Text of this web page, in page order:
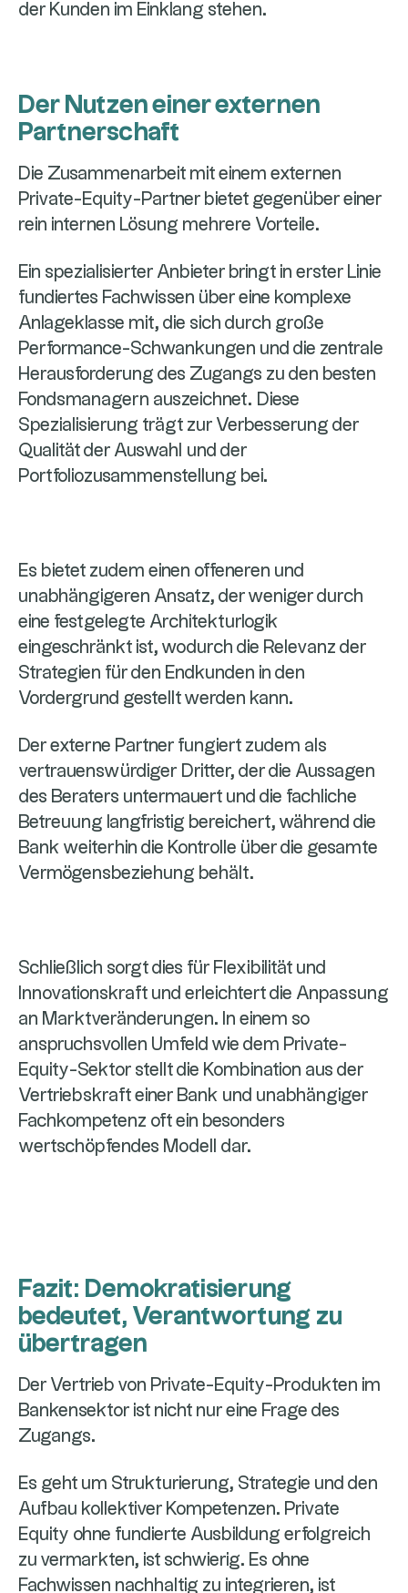
der Kunden im Einklang stehen.
Der Nutzen einer externen
Partnerschaft
Die Zusammenarbeit mit einem externen
Private-Equity-Partner bietet gegenüber einer
rein internen Lösung mehrere Vorteile.
Ein spezialisierter Anbieter bringt in erster Linie
fundiertes Fachwissen über eine komplexe
Anlageklasse mit, die sich durch große
Performance-Schwankungen und die zentrale
Herausforderung des Zugangs zu den besten
Fondsmanagern auszeichnet. Diese
Spezialisierung trägt zur Verbesserung der
Qualität der Auswahl und der
Portfoliozusammenstellung bei.
Es bietet zudem einen offeneren und
unabhängigeren Ansatz, der weniger durch
eine festgelegte Architekturlogik
eingeschränkt ist, wodurch die Relevanz der
Strategien für den Endkunden in den
Vordergrund gestellt werden kann.
Der externe Partner fungiert zudem als
vertrauenswürdiger Dritter, der die Aussagen
des Beraters untermauert und die fachliche
Betreuung langfristig bereichert, während die
Bank weiterhin die Kontrolle über die gesamte
Vermögensbeziehung behält.
Schließlich sorgt dies für Flexibilität und
Innovationskraft und erleichtert die Anpassung
an Marktveränderungen. In einem so
anspruchsvollen Umfeld wie dem Private-
Equity-Sektor stellt die Kombination aus der
Vertriebskraft einer Bank und unabhängiger
Fachkompetenz oft ein besonders
wertschöpfendes Modell dar.
Fazit: Demokratisierung
bedeutet, Verantwortung zu
übertragen
Der Vertrieb von Private-Equity-Produkten im
Bankensektor ist nicht nur eine Frage des
Zugangs.
Es geht um Strukturierung, Strategie und den
Aufbau kollektiver Kompetenzen. Private
Equity ohne fundierte Ausbildung erfolgreich
zu vermarkten, ist schwierig. Es ohne
Fachwissen nachhaltig zu integrieren, ist